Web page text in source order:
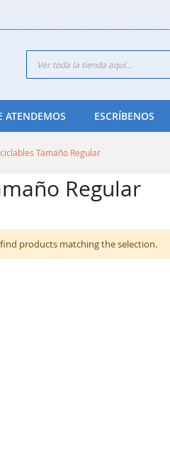
Search
ATENDEMOS ESCRÍBENOS
Tamaño Regular
Regular
products matching the selection.